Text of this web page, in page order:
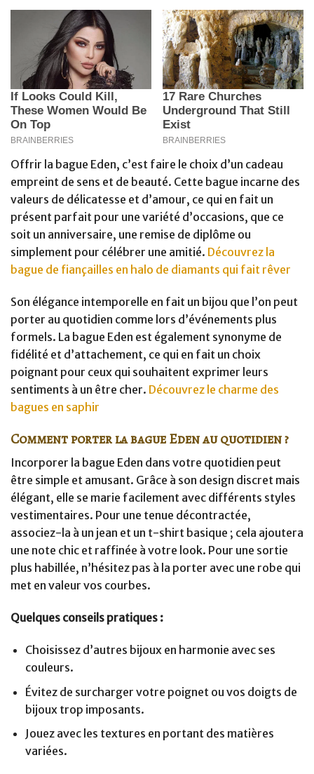
Offrir la bague Eden, c’est faire le choix d’un cadeau
empreint de sens et de beauté. Cette bague incarne des
valeurs de délicatesse et d’amour, ce qui en fait un
présent parfait pour une variété d’occasions, que ce
soit un anniversaire, une remise de diplôme ou
simplement pour célébrer une amitié. Découvrez la
bague de fiançailles en halo de diamants qui fait rêver
Son élégance intemporelle en fait un bijou que l’on peut
porter au quotidien comme lors d’événements plus
formels. La bague Eden est également synonyme de
fidélité et d’attachement, ce qui en fait un choix
poignant pour ceux qui souhaitent exprimer leurs
sentiments à un être cher. Découvrez le charme des
bagues en saphir
Comment porter la bague Eden au quotidien ?
Incorporer la bague Eden dans votre quotidien peut
être simple et amusant. Grâce à son design discret mais
élégant, elle se marie facilement avec différents styles
vestimentaires. Pour une tenue décontractée,
associez-la à un jean et un t-shirt basique ; cela ajoutera
une note chic et raffinée à votre look. Pour une sortie
plus habillée, n’hésitez pas à la porter avec une robe qui
met en valeur vos courbes.
Quelques conseils pratiques :
Choisissez d’autres bijoux en harmonie avec ses
couleurs.
Évitez de surcharger votre poignet ou vos doigts de
bijoux trop imposants.
Jouez avec les textures en portant des matières
variées.